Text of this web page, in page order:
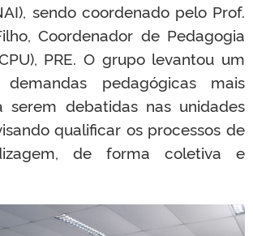
sendo coordenado pelo Prof.
Coordenador de Pedagogia
PRE. O grupo levantou um
pedagógicas mais
serem debatidas nas unidades
qualificar os processos de
de forma coletiva e